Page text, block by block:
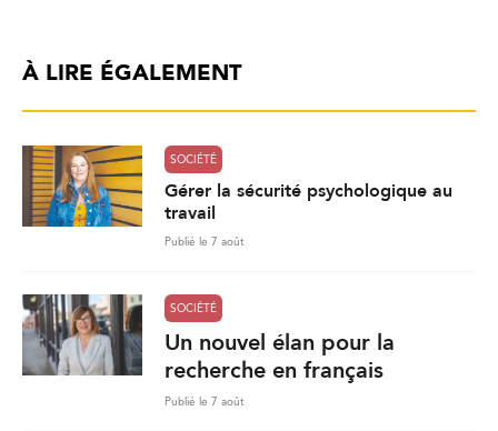
À LIRE ÉGALEMENT
SOCIÉTÉ
Gérer la sécurité psychologique au
travail
Publié le 7 août
SOCIÉTÉ
Un nouvel élan pour la
recherche en français
Publié le 7 août